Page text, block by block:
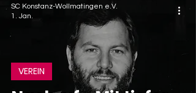
VEREIN
SC Konstanz-Wollmatingen e.V.
1. Jan.